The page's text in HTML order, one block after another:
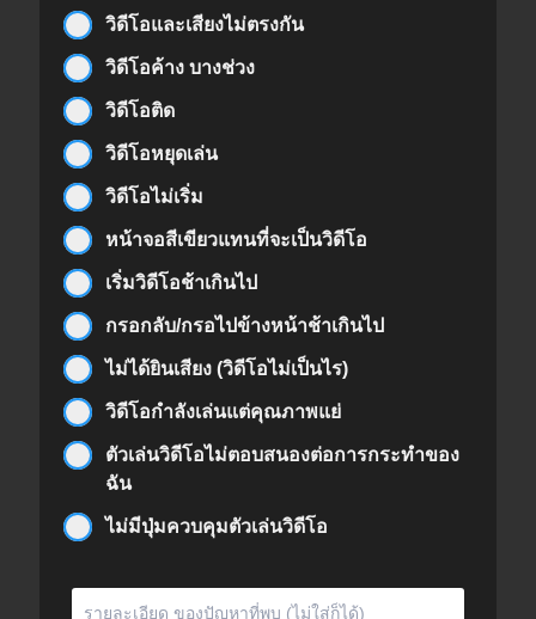
วิดีโอและเสียงไม่ตรงกัน
วิดีโอค้าง บางช่วง
วิดีโอติด
วิดีโอหยุดเล่น
วิดีโอไม่เริ่ม
หน้าจอสีเขียวแทนที่จะเป็นวิดีโอ
เริ่มวิดีโอช้าเกินไป
กรอกลับ/กรอไปข้างหน้าช้าเกินไป
ไม่ได้ยินเสียง (วิดีโอไม่เป็นไร)
วิดีโอกำลังเล่นแต่คุณภาพแย่
ตัวเล่นวิดีโอไม่ตอบสนองต่อการกระทำของ
ฉัน
ไม่มีปุ่มควบคุมตัวเล่นวิดีโอ